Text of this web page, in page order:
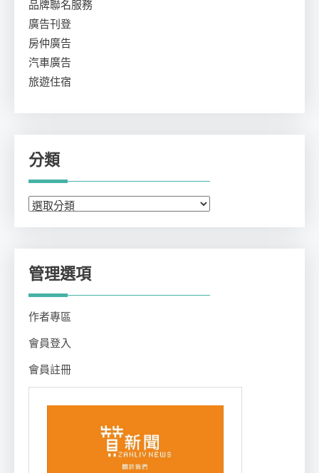
品牌聯名服務
廣告刊登
房仲廣告
汽車廣告
旅遊住宿
分類
分
管理選項
作者專區
會員登入
會員註冊